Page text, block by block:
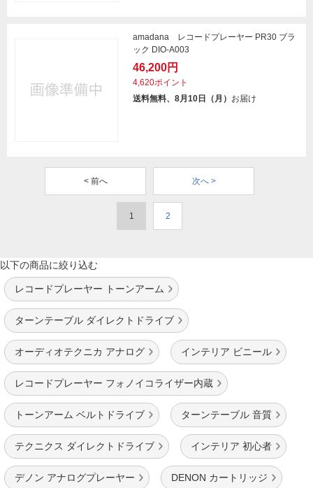
amadana レコードプレーヤー PR30 ブラ
ック DIO-A003
46,200円
4,620ポイント
送料無料、8月10日（月） お届け
< 前へ 次へ >
1 2
以下の商品に絞り込む
レコードプレーヤー トーンアーム
ターンテーブル ダイレクトドライブ
オーディオテクニカ アナログ インテリア ビニール
レコードプレーヤー フォノイコライザー内蔵
トーンアーム ベルトドライブ ターンテーブル 音質
テクニクス ダイレクトドライブ インテリア 初心者
デノン アナログプレーヤー DENON カートリッジ